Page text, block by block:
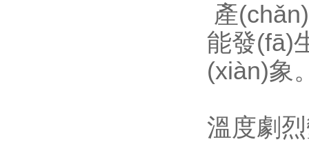
產
能發(fā)
(xiàn)象
溫度劇